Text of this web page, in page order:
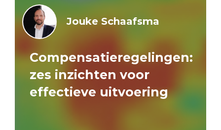
Jouke Schaafsma
Compensatieregelingen:
zes inzichten voor
effectieve uitvoering